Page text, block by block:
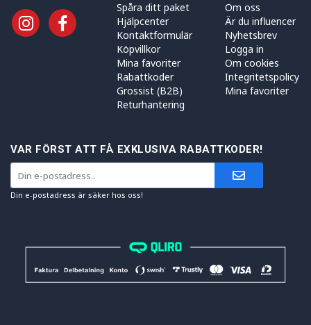
Spåra ditt paket
Hjälpcenter
Kontaktformulär
Köpvillkor
Mina favoriter
Rabattkoder
Grossist (B2B)
Returhantering
Om oss
Är du influencer
Nyhetsbrev
Logga in
Om cookies
Integritetspolicy
Mina favoriter
VAR FÖRST ATT FÅ EXKLUSIVA RABATTKODER!
Din e-postadress är säker hos oss!